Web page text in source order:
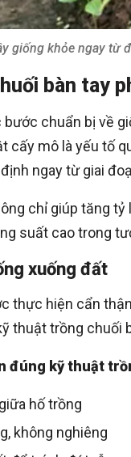
giống khỏe ngay từ
bàn tay
bước chuẩn bị về
cấy mô là yếu tố
ngay từ giai
chỉ giúp tăng
suất cao trong
xuống đất
thực hiện cẩn
thuật trồng chuối
đúng kỹ thuật
hố trồng
không nghiêng